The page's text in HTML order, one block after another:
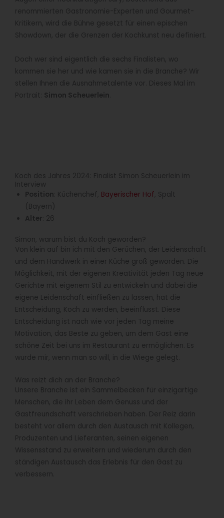
renommierten Gastronomie-Experten und Gourmet-
Kritikern, wird die Bühne gesetzt für einen epischen
Showdown, der die Grenzen der Kochkunst neu definiert.
Doch wer sind eigentlich die sechs Finalisten, wo
kommen sie her und wie kamen sie in die Branche? Wir
stellen Ihnen die Ausnahmetalente vor. Dieses Mal im
Portrait: Simon Scheuerlein
Koch des Jahres 2024: Finalist Simon Scheuerlein im
Interview
Position : Küchenchef, Bayerischer Hof, Spalt
(Bayern)
Alter : 26
Simon, warum bist du Koch geworden?
Von klein auf bin ich mit den Gerüchen, der Leidenschaft
und dem Handwerk in einer Küche groß geworden. Die
Möglichkeit, mit der eigenen Kreativität jeden Tag neue
Gerichte mit eigenem Stil zu entwickeln und dabei die
eigene Leidenschaft einfließen zu lassen, hat die
Entscheidung, Koch zu werden, beeinflusst. Diese
Entscheidung ist nach wie vor jeden Tag meine
Motivation, das Beste zu geben, um dem Gast eine
schöne Zeit bei uns im Restaurant zu ermöglichen. Es
wurde mir, wenn man so will, in die Wiege gelegt.
Was reizt dich an der Branche?
Unsere Branche ist ein Sammelbecken für einzigartige
Menschen, die ihr Leben dem Genuss und der
Gastfreundschaft verschrieben haben. Der Reiz darin
besteht vor allem durch den Austausch mit Kollegen,
Produzenten und Lieferanten, seinen eigenen
Wissensstand zu erweitern und wiederum durch den
ständigen Austausch das Erlebnis für den Gast zu
verbessern.